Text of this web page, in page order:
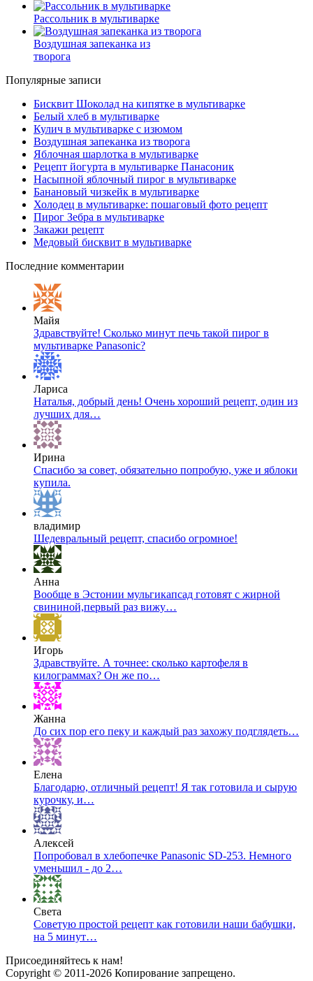
Рассольник в мультиварке
Воздушная запеканка из
творога
Популярные записи
Бисквит Шоколад на кипятке в мультиварке
Белый хлеб в мультиварке
Кулич в мультиварке с изюмом
Воздушная запеканка из творога
Яблочная шарлотка в мультиварке
Рецепт йогурта в мультиварке Панасоник
Насыпной яблочный пирог в мультиварке
Банановый чизкейк в мультиварке
Холодец в мультиварке: пошаговый фото рецепт
Пирог Зебра в мультиварке
Закажи рецепт
Медовый бисквит в мультиварке
Последние комментарии
Майя
Здравствуйте! Сколько минут печь такой пирог в
мультиварке Panasonic?
Лариса
Наталья, добрый день! Очень хороший рецепт, один из
лучших для…
Ирина
Спасибо за совет, обязательно попробую, уже и яблоки
купила.
владимир
Шедевральный рецепт, спасибо огромное!
Анна
Вообще в Эстонии мульгикапсад готовят с жирной
свининой,первый раз вижу…
Игорь
Здравствуйте. А точнее: сколько картофеля в
килограммах? Он же по…
Жанна
До сих пор его пеку и каждый раз захожу подглядеть…
Елена
Благодарю, отличный рецепт! Я так готовила и сырую
курочку, и…
Алексей
Попробовал в хлебопечке Panasonic SD-253. Немного
уменьшил - до 2…
Света
Советую простой рецепт как готовили наши бабушки,
на 5 минут…
Присоединяйтесь к нам!
Copyright © 2011-2026 Копирование запрещено.